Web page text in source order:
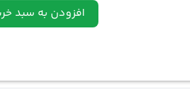
افزودن به سبد